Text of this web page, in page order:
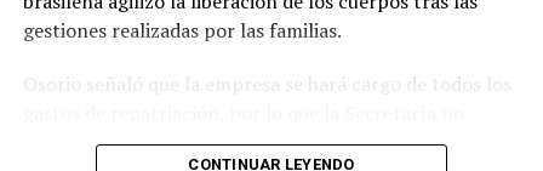
gestiones realizadas por las familias.
Osorio señaló que la empresa se hará cargo de todos los
intervendrá directamente en ese proceso. No obstante,
CONTINUAR LEYENDO